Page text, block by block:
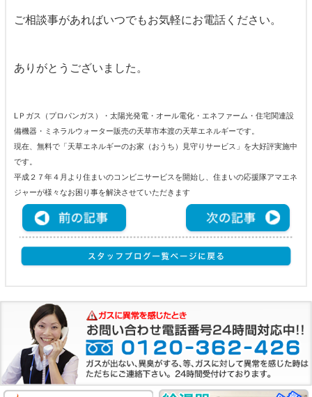
ご相談事があればいつでもお気軽にお電話ください。
ありがとうございました。
LＰガス（プロパンガス）・太陽光発電・オール電化・エネファーム・住宅関連設
備機器・ミネラルウォーター販売の天草市本渡の天草エネルギーです。
現在、無料で「天草エネルギーのお家（おうち）見守りサービス」を大好評実施中
です。
平成２７年４月より住まいのコンビニサービスを開始し、住まいの応援隊アマエネ
ジャーが様々なお困り事を解決させていただきます